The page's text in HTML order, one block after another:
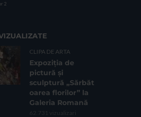
2
CLIPA DE ARTA
Expoziția de
pictură și
sculptură „Sărbăt
oarea florilor” la
Galeria Romană
62.731 vizualizari